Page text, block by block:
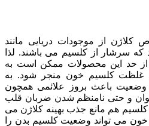
کلاژن از موجودات دریایی مانند
سرشار از کلسیم می باشند. لذا
حد این محصولات ممکن است به
غلظت کلسیم خون منجر شود. به
وضعیت باعث بروز علائمی همچون
و حتی نامنظم شدن ضربان قلب
هم مانع جذب بهینه کلاژن می
می تواند وضعیت کلسیم بدن را